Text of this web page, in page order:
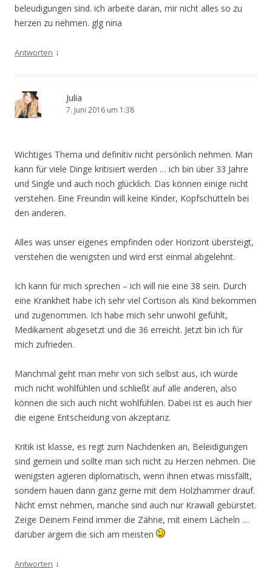
beleudigungen sind. ich arbeite daran, mir nicht alles so zu
herzen zu nehmen. glg nina
Antworten ↓
Julia
7. Juni 2016 um 1:38
Wichtiges Thema und definitiv nicht persönlich nehmen. Man
kann für viele Dinge kritisiert werden … ich bin über 33 Jahre
und Single und auch noch glücklich. Das können einige nicht
verstehen. Eine Freundin will keine Kinder, Kopfschütteln bei
den anderen.
Alles was unser eigenes empfinden oder Horizont übersteigt,
verstehen die wenigsten und wird erst einmal abgelehnt.
Ich kann für mich sprechen – ich will nie eine 38 sein. Durch
eine Krankheit habe ich sehr viel Cortison als Kind bekommen
und zugenommen. Ich habe mich sehr unwohl gefühlt,
Medikament abgesetzt und die 36 erreicht. Jetzt bin ich für
mich zufrieden.
Manchmal geht man mehr von sich selbst aus, ich würde
mich nicht wohlfühlen und schließt auf alle anderen, also
können die sich auch nicht wohlfühlen. Dabei ist es auch hier
die eigene Entscheidung von akzeptanz.
Kritik ist klasse, es regt zum Nachdenken an, Beleidigungen
sind gemein und sollte man sich nicht zu Herzen nehmen. Die
wenigsten agieren diplomatisch, wenn ihnen etwas missfällt,
sondern hauen dann ganz gerne mit dem Holzhammer drauf.
Nicht ernst nehmen, manche sind auch nur Krawall gebürstet.
Zeige Deinem Feind immer die Zähne, mit einem Lächeln …
darüber ärgern die sich am meisten
Antworten ↓